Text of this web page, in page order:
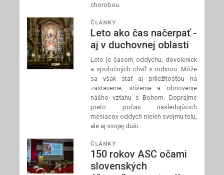
chorobou.
ČLÁNKY
Leto ako čas načerpať -
aj v duchovnej oblasti
Leto je časom oddychu, dovoleniek
a spoločných chvíľ s rodinou. Môže
sa však stať aj príležitosťou na
zastavenie, stíšenie a obnovenie
nášho vzťahu s Bohom. Doprajme
preto počas nasledujúcich
mesiacov oddych nielen svojmu telu,
ale aj svojej duši.
ČLÁNKY
150 rokov ASC očami
slovenských